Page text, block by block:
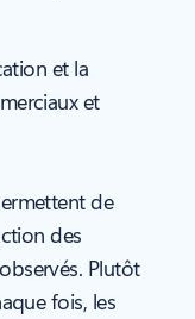
et la
et
de
des
Plutôt
fois, les